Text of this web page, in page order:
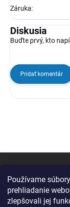
Používame
prehliadanie
zlepšovali jej
Záruka:
Diskusia
Buďte prvý, kto
Pridať komentár